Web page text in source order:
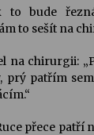
to bude
to sešít na
na chirurgii:
prý patřím
přece